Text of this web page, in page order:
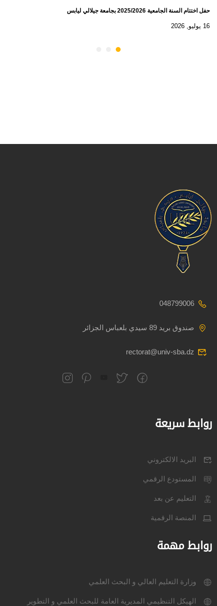
حفل اختتام السنة الجامعية 2025/2026 بجامعة جيلالي ليابس
16 يوليو, 2026
048799006
صندوق بريد 89 سيدي بلعباس الجزائر
rectorat@univ-sba.dz
روابط سريعة
البريد الالكتروني
المستودع الرقمي
التعليم عن بعد
المنصة الرقمية
روابط مهمة
وزارة التعليم العالي و البحث العلمي
الهيكل التنظيمي المديرية العامة للبحث العلمي و التطوير